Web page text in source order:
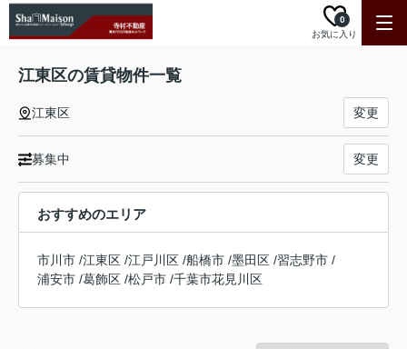
お気に入り
0
江東区の賃貸物件一覧
江東区 変更
募集中 変更
おすすめのエリア
市川市 /江東区 /江戸川区 /船橋市 /墨田区 /習志野市 /
浦安市 /葛飾区 /松戸市 /千葉市花見川区